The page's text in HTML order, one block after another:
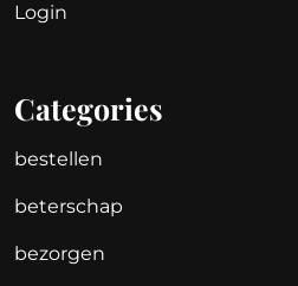
Login
Categories
bestellen
beterschap
bezorgen